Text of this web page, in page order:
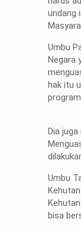
undang
Umbu
Negara
hak itu
Dia
Umbu
bisa